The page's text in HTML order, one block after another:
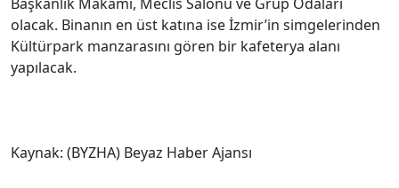
Balıkesir Büyükşehir altyapıda hız
kesmiyor
Ağu 8, 2026